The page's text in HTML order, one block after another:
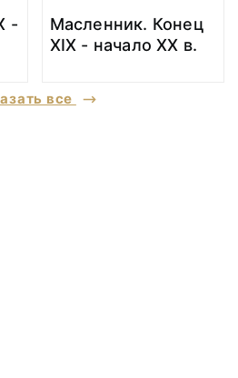
-
Масленник. Конец
ХIХ - начало ХХ в.
все